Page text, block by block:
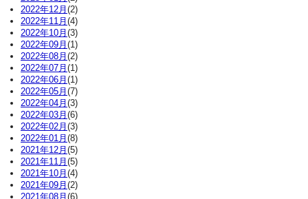
2022年12月 (2)
2022年11月 (4)
2022年10月 (3)
2022年09月 (1)
2022年08月 (2)
2022年07月 (1)
2022年06月 (1)
2022年05月 (7)
2022年04月 (3)
2022年03月 (6)
2022年02月 (3)
2022年01月 (8)
2021年12月 (5)
2021年11月 (5)
2021年10月 (4)
2021年09月 (2)
2021年08月 (6)